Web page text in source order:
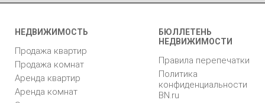
НЕДВИЖИМОСТЬ
Продажа квартир
Продажа комнат
Аренда квартир
Аренда комнат
БЮЛЛЕТЕНЬ
НЕДВИЖИМОСТИ
Правила перепечатки
Политика
конфиденциальности
BN.ru